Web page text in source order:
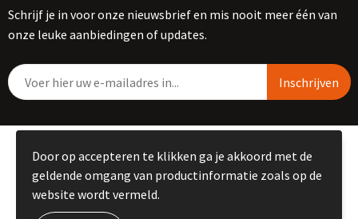
Schrijf je in voor onze nieuwsbrief en mis nooit meer één van
onze leuke aanbiedingen of updates.
© Copyright Kemme B.V. 2023
Door op accepteren te klikken ga je akkoord met de
geldende omgang van productinformatie zoals op de
website wordt vermeld.